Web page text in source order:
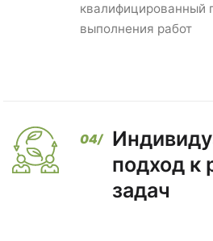
квалифицированный
выполнения работ
подход к
задач